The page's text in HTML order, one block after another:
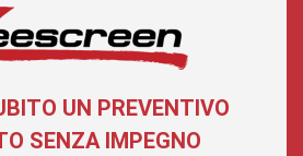
UN PREVENTIVO
SENZA IMPEGNO